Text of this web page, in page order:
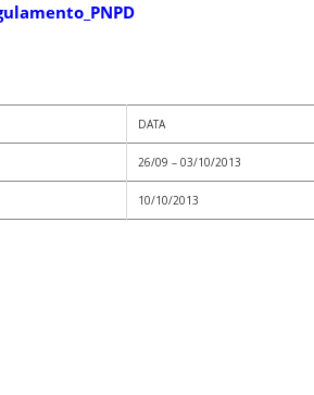
DATA
26/09 – 03/10/2013
10/10/2013